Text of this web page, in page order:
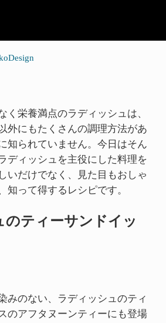
く栄養満点のラディッシュは、
外にもたくさんの調理方法があ
知られていません。今日はそん
ディッシュを主役にした料理を
いだけでなく、見た目もおしゃ
知って得するレシピです。
のティーサンドイッ
みのない、ラディッシュのティ
のアフタヌーンティーにも登場